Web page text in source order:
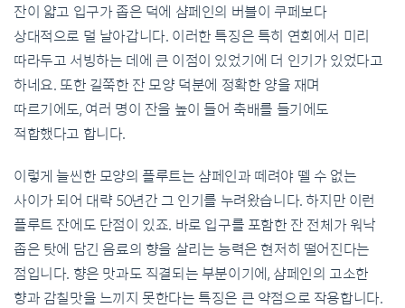
잔이 얇고 입구가 좁은 덕에 샴페인의 버블이 쿠페보다
상대적으로 덜 날아갑니다. 이러한 특징은 특히 연회에서 미리
따라두고 서빙하는 데에 큰 이점이 있었기에 더 인기가 있었다고
하네요. 또한 길쭉한 잔 모양 덕분에 정확한 양을 재며
따르기에도, 여러 명이 잔을 높이 들어 축배를 들기에도
적합했다고 합니다.
이렇게 늘씬한 모양의 플루트는 샴페인과 떼려야 뗄 수 없는
사이가 되어 대략 50년간 그 인기를 누려왔습니다. 하지만 이런
플루트 잔에도 단점이 있죠. 바로 입구를 포함한 잔 전체가 워낙
좁은 탓에 담긴 음료의 향을 살리는 능력은 현저히 떨어진다는
점입니다. 향은 맛과도 직결되는 부분이기에, 샴페인의 고소한
향과 감칠맛을 느끼지 못한다는 특징은 큰 약점으로 작용합니다.